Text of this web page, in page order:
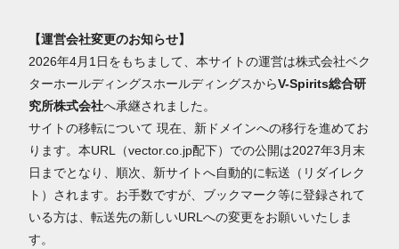
【運営会社変更のお知らせ】
2026年4月1日をもちまして、本サイトの運営は株式会社ベク
ターホールディングスホールディングスからV-Spirits総合研
究所株式会社へ承継されました。
サイトの移転について 現在、新ドメインへの移行を進めてお
ります。本URL（vector.co.jp配下）での公開は2027年3月末
日までとなり、順次、新サイトへ自動的に転送（リダイレク
ト）されます。お手数ですが、ブックマーク等に登録されて
いる方は、転送先の新しいURLへの変更をお願いいたしま
す。